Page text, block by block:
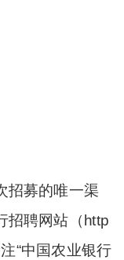
招募的唯一渠
招聘网站（http
“中国农业银行